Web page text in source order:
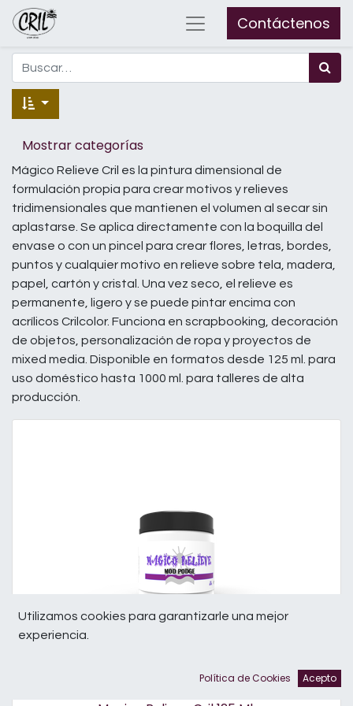
Contáctenos
Mostrar categorías
Mágico Relieve Cril es la pintura dimensional de
formulación propia para crear motivos y relieves
tridimensionales que mantienen el volumen al secar sin
aplastarse. Se aplica directamente con la boquilla del
envase o con un pincel para crear flores, letras, bordes,
puntos y cualquier motivo en relieve sobre tela, madera,
papel, cartón y cristal. Una vez seco, el relieve es
permanente, ligero y se puede pintar encima con
acrílicos Crilcolor. Funciona en scrapbooking, decoración
de objetos, personalización de ropa y proyectos de
mixed media. Disponible en formatos desde 125 ml. para
uso doméstico hasta 1000 ml. para talleres de alta
producción.
Utilizamos cookies para garantizarle una mejor
experiencia.
Política de Cookies Acepto